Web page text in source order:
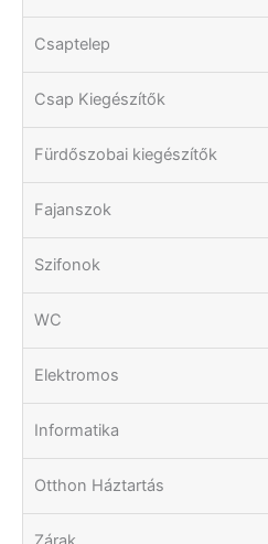
Csaptelep
Csap Kiegészítők
Fürdőszobai kiegészítők
Fajanszok
Szifonok
WC
Elektromos
Informatika
Otthon Háztartás